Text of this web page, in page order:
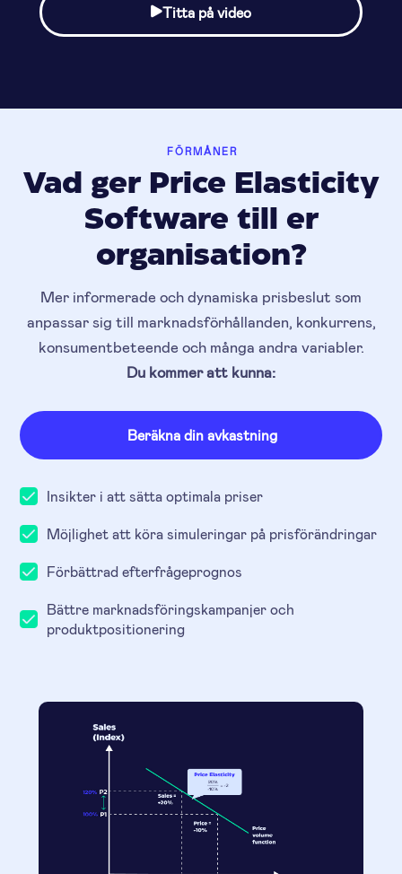
Titta på video
FÖRMÅNER
Vad ger Price Elasticity
Software till er
organisation?
Mer informerade och dynamiska prisbeslut som
anpassar sig till marknadsförhållanden, konkurrens,
konsumentbeteende och många andra variabler.
Du kommer att kunna:
Insikter i att sätta optimala priser
Möjlighet att köra simuleringar på prisförändringar
Förbättrad efterfrågeprognos
Bättre marknadsföringskampanjer och
produktpositionering
Beräkna din avkastning